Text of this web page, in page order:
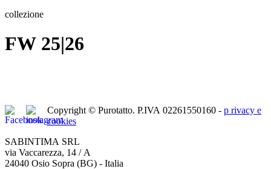
collezione
FW 25|26
Copyright © Purotatto. P.IVA 02261550160 - p rivacy e
cookies
SABINTIMA SRL
via Vaccarezza, 14 / A
24040 Osio Sopra (BG) - Italia